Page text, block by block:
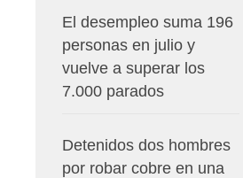
El desempleo suma 196
personas en julio y
vuelve a superar los
7.000 parados
Detenidos dos hombres
por robar cobre en una